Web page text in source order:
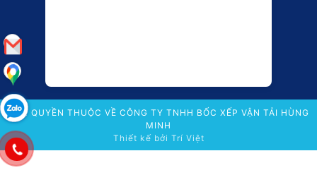
BẢN QUYỀN THUỘC VỀ CÔNG TY TNHH BỐC XẾP VẬN TẢI HÙNG
MINH
Thiết kế bởi Trí Việt